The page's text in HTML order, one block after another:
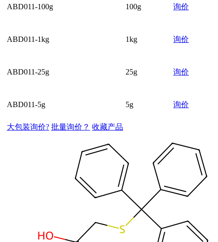
ABD011-100g 100g 询价
ABD011-1kg 1kg 询价
ABD011-25g 25g 询价
ABD011-5g 5g 询价
大包装询价? 批量询价？ 收藏产品